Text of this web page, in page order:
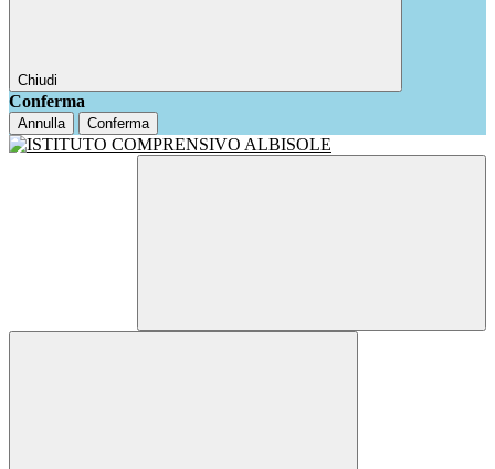
Chiudi
Conferma
Annulla Conferma